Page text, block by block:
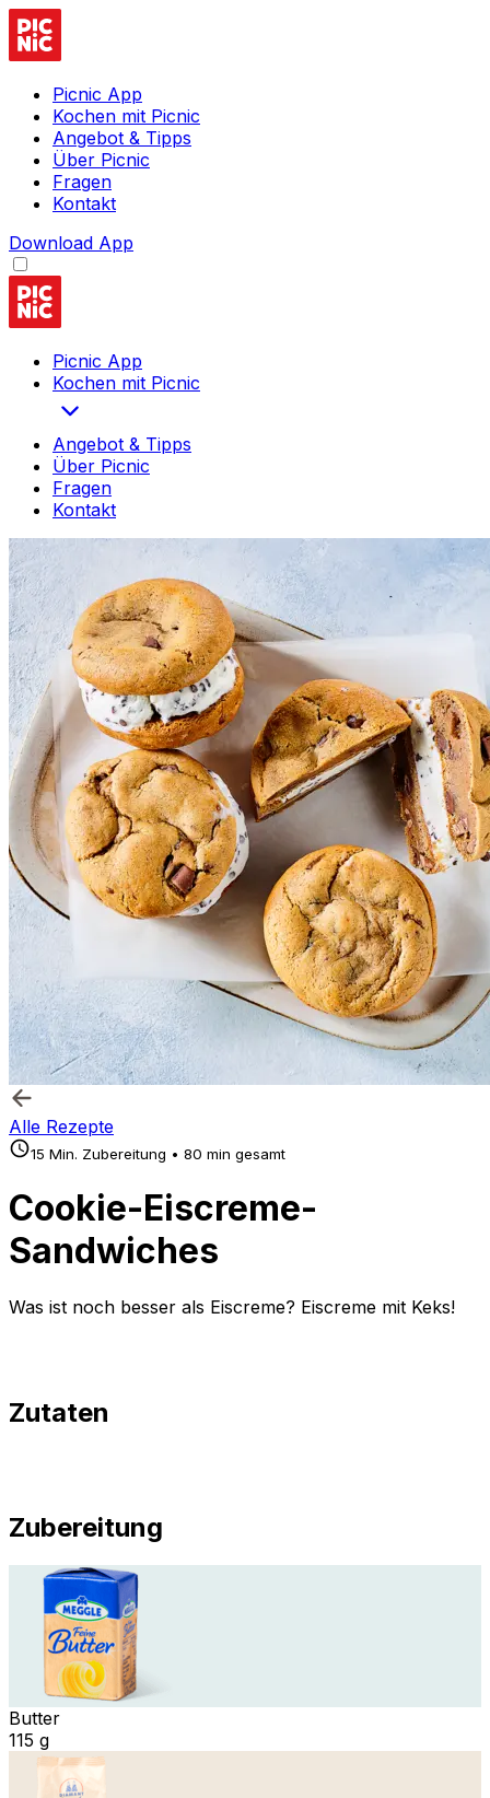
Picnic App
Kochen mit Picnic
Angebot & Tipps
Über Picnic
Fragen
Kontakt
Download App
Picnic App
Kochen mit Picnic
Angebot & Tipps
Über Picnic
Fragen
Kontakt
Alle Rezepte
15 Min. Zubereitung • 80 min gesamt
Cookie-Eiscreme-
Sandwiches
Was ist noch besser als Eiscreme? Eiscreme mit Keks!
Zutaten
Zubereitung
Butter
115 g